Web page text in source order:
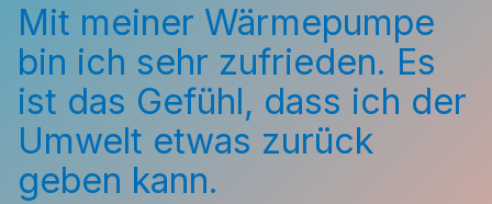
Mit meiner Wärmepumpe
bin ich sehr zufrieden. Es
ist das Gefühl, dass ich der
Umwelt etwas zurück
geben kann.